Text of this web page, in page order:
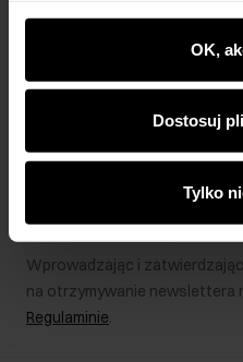
wyświetlać im dopasowane
rekomendacje oraz
najnowszych promocjach w
partnerom
analitycznym. Partnerzy
podczas korzystania z ich
OK,
Dostosuj
Tylko
Wprowadzając i
na otrzymywanie newslettera
Regulaminie.